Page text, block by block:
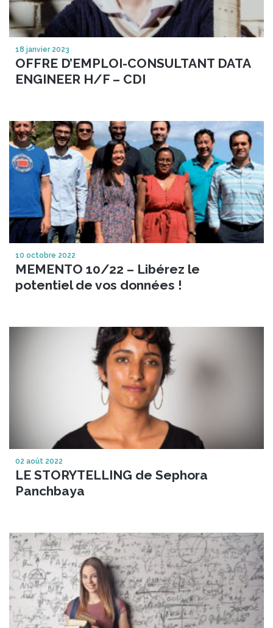
18 janvier 2023
OFFRE D’EMPLOI-CONSULTANT DATA
ENGINEER H/F – CDI
10 octobre 2022
MEMENTO 10/22 – Libérez le
potentiel de vos données !
02 août 2022
LE STORYTELLING de Sephora
Panchbaya